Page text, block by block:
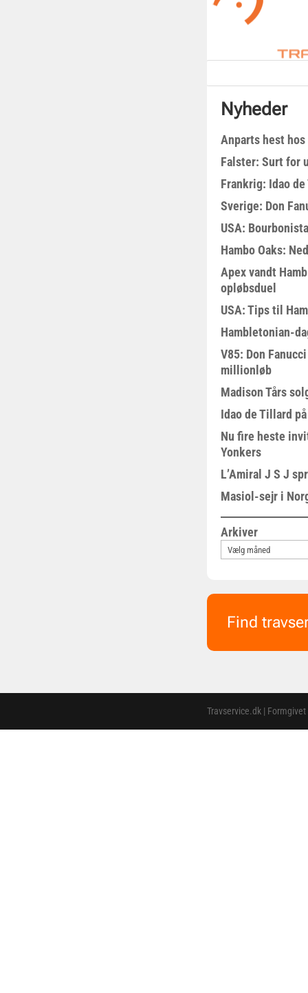
Nyheder
Anparts hest
Falster: Surt for
Frankrig: Idao
Sverige: Don
USA:
Hambo Oaks:
Apex vandt
opløbsduel
USA: Tips til
Hambletonian-
V85: Don
millionløb
Madison Tårs
Idao de Tillard
Nu fire heste
Yonkers
L’Amiral J S J
Masiol-sejr i
Arkiver
Find
Travservice.dk |